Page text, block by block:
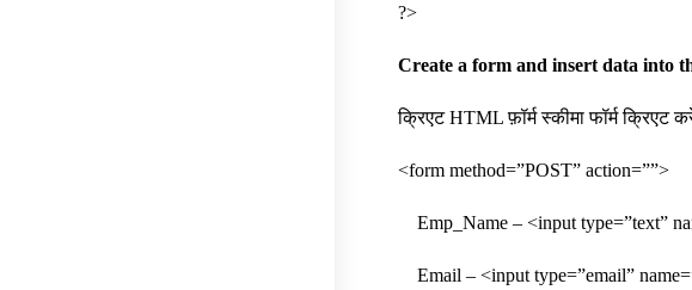
?>
Create a form and insert data into
क्रिएट HTML फ़ॉर्म स्कीमा फॉर्म क्रिएट
<form method=”POST” action=””>
Emp_Name – <input type=”text”
Email – <input type=”email”